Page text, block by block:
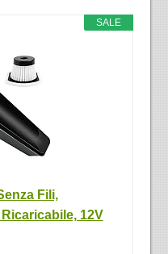
SALE
Fili,
12V